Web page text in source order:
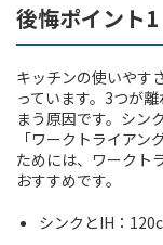
後悔ポイント
キッチンの使いやす
っています。3つが
まう原因です。シン
「ワークトライア
ためには、ワークト
おすすめです。
シンクとIH：